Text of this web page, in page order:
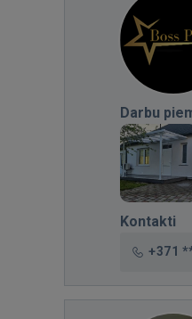
Darbu
Kontakti
+371